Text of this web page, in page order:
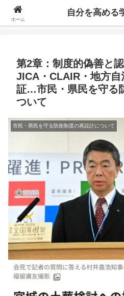
自分の価値を高めるための学びについて
第2章：制度的偽善と
JICA・CLAIR・地方自
証…市民・県民を守る
ついて
市民・県民を守る防衛制度の再設計について
ホーム
自分を高める